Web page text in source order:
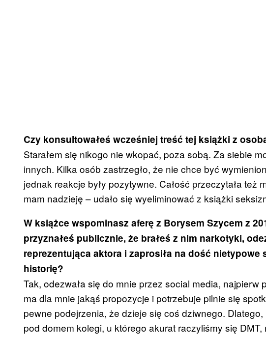
Czy konsultowałeś wcześniej treść tej książki z
Starałem się nikogo nie wkopać, poza sobą. Za siebie
innych. Kilka osób zastrzegło, że nie chce być
jednak reakcje były pozytywne. Całość przeczytała też
mam nadzieję – udało się wyeliminować z książki
W książce wspominasz aferę z Borysem Szycem z
przyznałeś publicznie, że brałeś z nim narkotyki,
reprezentująca aktora i zaprosiła na dość
historię?
Tak, odezwała się do mnie przez social media, najpierw
ma dla mnie jakąś propozycje i potrzebuje pilnie się
pewne podejrzenia, że dzieje się coś dziwnego.
pod domem kolegi, u którego akurat raczyliśmy się DMT,